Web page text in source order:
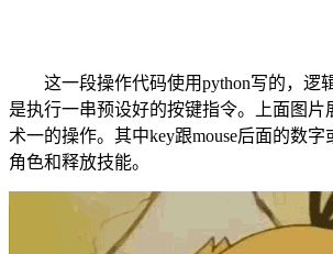
这一段操作代码使用python写的，逻
是执行一串预设好的按键指令。上面图片
术一的操作。其中key跟mouse后面的数
角色和释放技能。